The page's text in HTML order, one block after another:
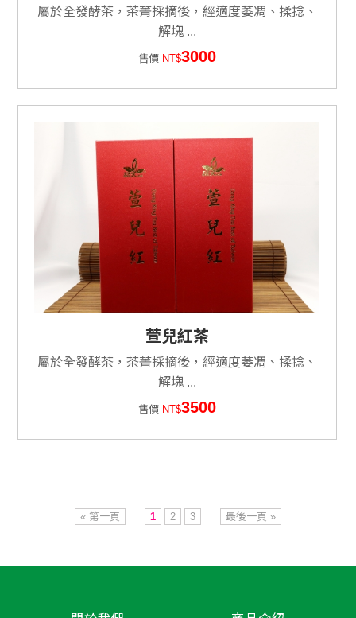
屬於全發酵茶，茶菁採摘後，經適度萎凋、揉捻、
解塊 ...
售價 NT$3000
萱兒紅茶
屬於全發酵茶，茶菁採摘後，經適度萎凋、揉捻、
解塊 ...
售價 NT$3500
« 第一頁 1 2 3 最後一頁 »